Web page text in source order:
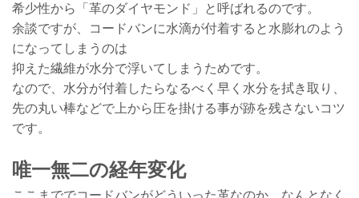
希少性から「革のダイヤモンド」と呼ばれるのです。
余談ですが、コードバンに水滴が付着すると水膨れのよう
になってしまうのは
抑えた繊維が水分で浮いてしまうためです。
なので、水分が付着したらなるべく早く水分を拭き取り、
先の丸い棒などで上から圧を掛ける事が跡を残さないコツ
です。
唯一無二の経年変化
ここまででコードバンがどういった革なのか、なんとなく